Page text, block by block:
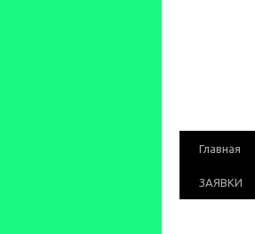
Перейти
Главная
ЗАЯВКИ